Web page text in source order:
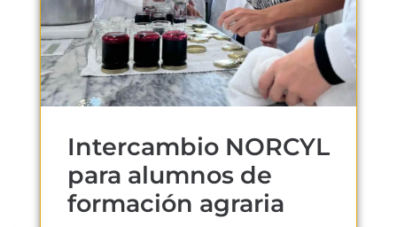
Intercambio NORCYL
para alumnos de
formación agraria